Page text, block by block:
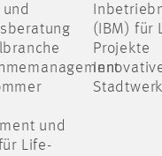
und
(IBM) für
Projekte
und
Life-